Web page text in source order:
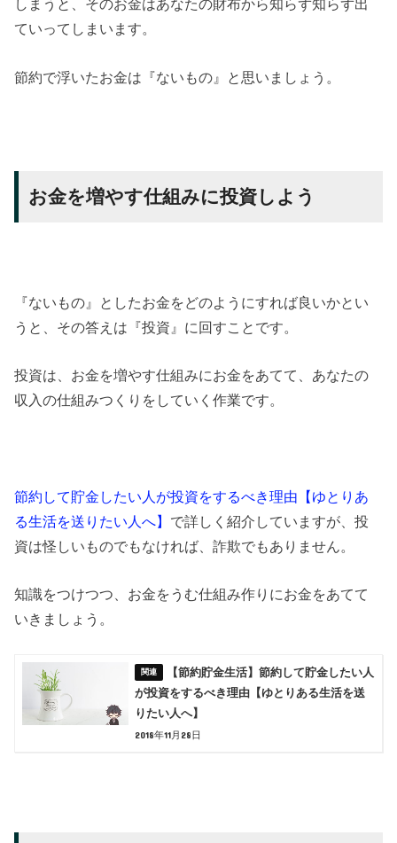
しまうと、そのお金はあなたの財布から知らず知らず出
ていってしまいます。
節約で浮いたお金は『ないもの』と思いましょう。
お金を増やす仕組みに投資しよう
『ないもの』としたお金をどのようにすれば良いかとい
うと、その答えは『投資』に回すことです。
投資は、お金を増やす仕組みにお金をあてて、あなたの
収入の仕組みつくりをしていく作業です。
節約して貯金したい人が投資をするべき理由【ゆとりあ
る生活を送りたい人へ】 で詳しく紹介していますが、投
資は怪しいものでもなければ、詐欺でもありません。
知識をつけつつ、お金をうむ仕組み作りにお金をあてて
いきましょう。
【節約貯金生活】節約して貯金したい人
が投資をするべき理由【ゆとりある生活を送
りたい人へ】
2018年11月28日